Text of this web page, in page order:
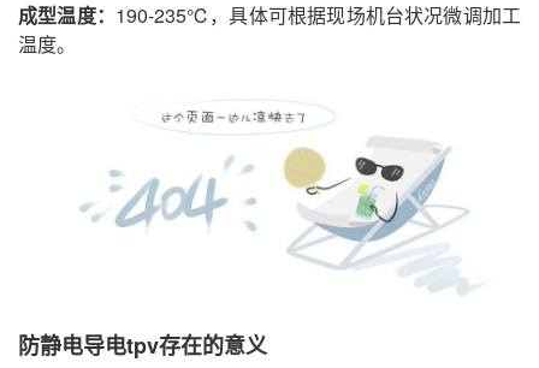
成型温度： 190-235℃，具体可根据现场机台状况微调加工
温度。
防静电导电tpv存在的意义